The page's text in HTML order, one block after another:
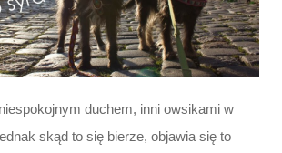
duchem, inni owsikami w
skąd to się bierze, objawia się to